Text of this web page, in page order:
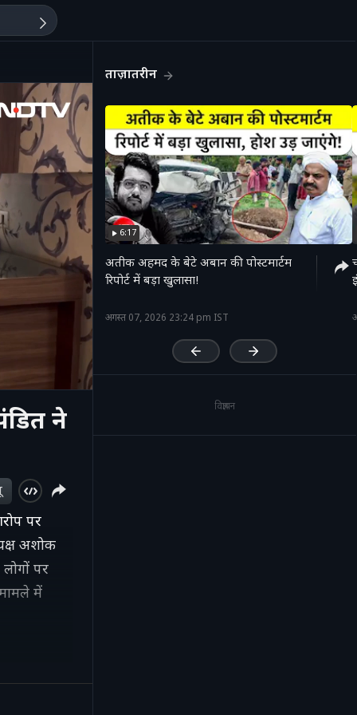
'
ने
पर
अशोक
पर
में
ताज़ातरीन
6:17
अतीक अहमद के बेटे अबान की पोस्टमार्टम
रिपोर्ट में बड़ा खुलासा!
अगस्त 07, 2026 23:24 pm IST
विज्ञापन